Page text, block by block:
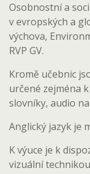
Osobnostní a
v evropských a
výchova,
RVP GV.
Kromě učebnic
určené zejména
slovníky, audio
Anglický jazyk je
K výuce je k
vizuální